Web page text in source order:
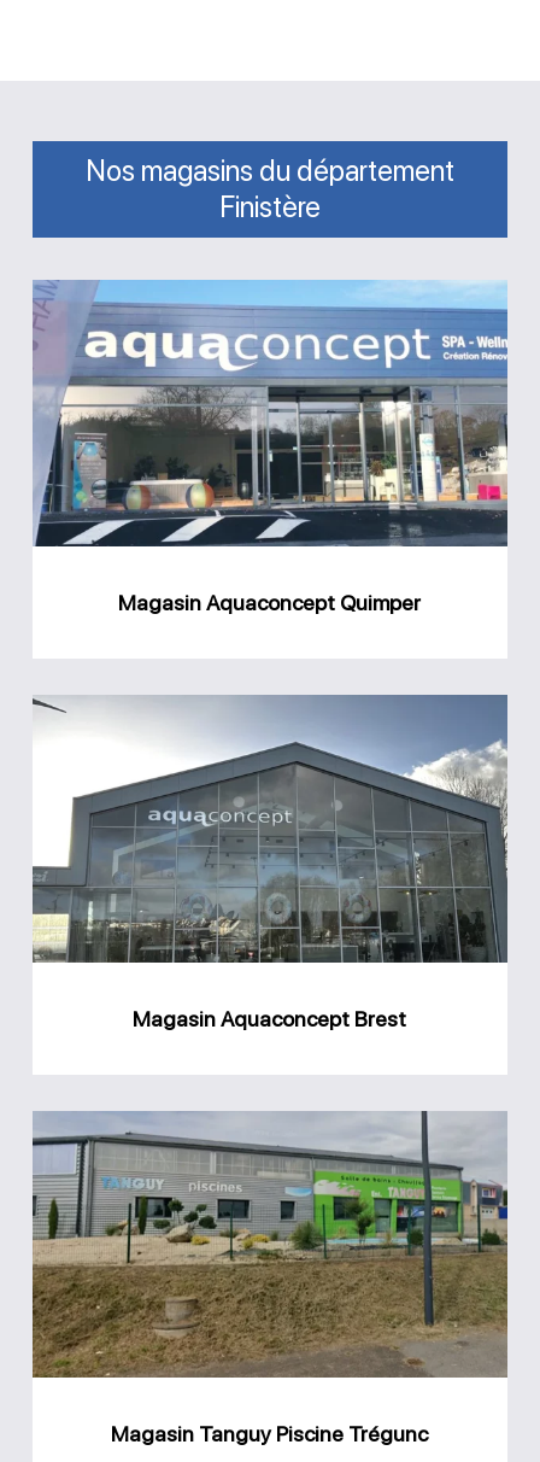
Nos magasins du département
Finistère
Aquaconcept
Quimper
Magasin Aquaconcept Quimper
Aquaconcept
Brest
Magasin Aquaconcept Brest
Tanguy
Piscine
Trégunc
Magasin Tanguy Piscine Trégunc